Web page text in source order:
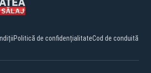
Politică de confidențialitateCod de conduită